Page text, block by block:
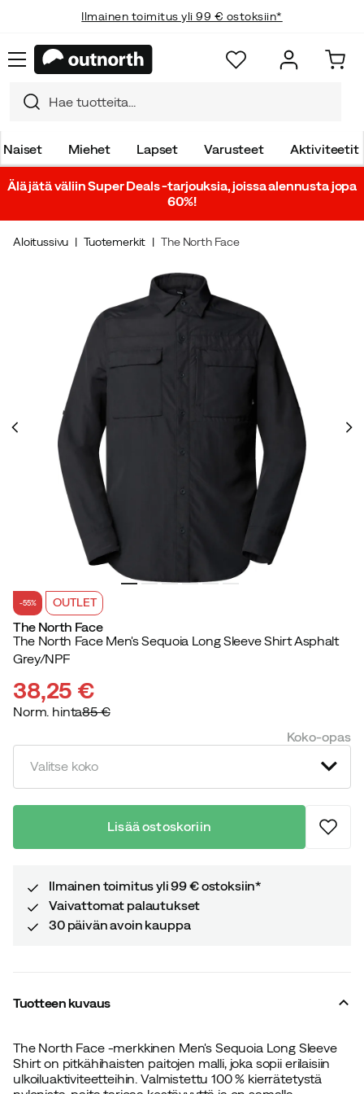
Ilmainen toimitus yli 99 € ostoksiin*
Naiset Miehet Lapset Varusteet Aktiviteetit
Älä jätä väliin Super Deals -tarjouksia, joissa alennusta jopa
60%!
Aloitussivu Tuotemerkit The North Face
-55% OUTLET
The North Face
The North Face Men's Sequoia Long Sleeve Shirt Asphalt
Grey/NPF
price
38,25 €
price
Norm. hinta85 €
Koko-opas
Valitse koko
Lisää ostoskoriin
Ilmainen toimitus yli 99 € ostoksiin*
Vaivattomat palautukset
30 päivän avoin kauppa
Tuotteen kuvaus
The North Face -merkkinen Men's Sequoia Long Sleeve
Shirt on pitkähihaisten paitojen malli, joka sopii erilaisiin
ulkoiluaktiviteetteihin. Valmistettu 100 % kierrätetystä